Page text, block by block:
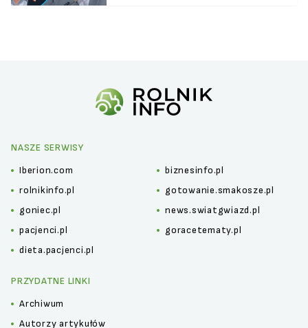
NASZE SERWISY
Iberion.com
biznesinfo.pl
rolnikinfo.pl
gotowanie.smakosze.pl
goniec.pl
news.swiatgwiazd.pl
pacjenci.pl
goracetematy.pl
dieta.pacjenci.pl
PRZYDATNE LINKI
Archiwum
Autorzy artykułów